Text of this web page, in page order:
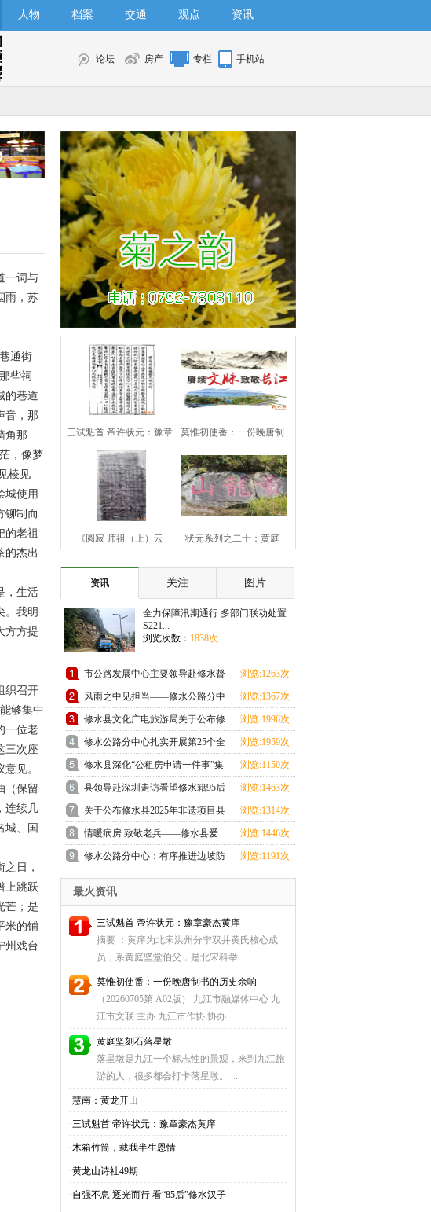
人物 档案 交通 观点 资讯
论坛 房产 专栏 手机站
一词与
雨，苏
通街
些祠
的巷道
音，那
角那
，像梦
棱见
城使用
铆制而
的老祖
的杰出
，生活
。我明
方方提
织召开
够集中
一位老
三次座
见。
（保留
连续几
城、国
日，
上跳跃
芒；是
米的铺
州戏台
三试魁首 帝许状元：豫章
豪杰黄庠
莫惟初使番：一份晚唐制
书的历史余响
《圆寂 师祖（上）云 状元系列之二十：黄庭
资讯
关注 图片
全力保障汛期通行 多部门联动处置
S221...
浏览次数： 1838次
市公路发展中心主要领导赴修水督
导汛期地质灾害
浏览:1263次
风雨之中见担当——修水公路分中
心全力投入汛期
浏览:1367次
修水县文化广电旅游局关于公布修
水县2025年非遗
浏览:1996次
修水公路分中心扎实开展第25个全
国＂安全生产月
浏览:1959次
修水县深化“公租房申请一件事”集
成改革
浏览:1150次
县领导赴深圳走访看望修水籍95后
航天创业者卢驭
浏览:1463次
关于公布修水县2025年非遗项目县
级传承人名单
浏览:1314次
情暖病房 致敬老兵——修水县爱
国拥军促进会探望
浏览:1446次
修水公路分中心：有序推进边坡防
护工程，筑牢道
浏览:1191次
最火资讯
三试魁首 帝许状元：豫章豪杰黄庠
摘要 ：黄庠为北宋洪州分宁双井黄氏核心成
员，系黄庭坚堂伯父，是北宋科举...
莫惟初使番：一份晚唐制书的历史余响
（20260705第 A02版） 九江市融媒体中心 九
江市文联 主办 九江市作协 协办 ...
黄庭坚刻石落星墩
落星墩是九江一个标志性的景观，来到九江旅
游的人，很多都会打卡落星墩。 ...
·慧南：黄龙开山
·三试魁首 帝许状元：豫章豪杰黄庠
·木箱竹筒，载我半生恩情
·黄龙山诗社49期
·自强不息 逐光而行 看“85后”修水汉子